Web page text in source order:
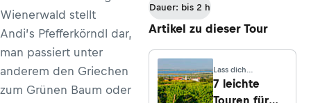
Wienerwald stellt
Andi’s Pfefferkörndl dar,
man passiert unter
anderem den Griechen
zum Grünen Baum oder
Dauer: bis 2 h
Artikel zu dieser Tour
Lass dich
inspirieren
7 leichte
Touren für